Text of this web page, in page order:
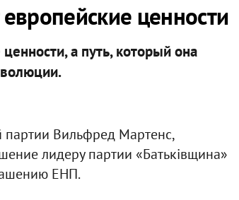
ценности
а путь, который она
Вильфред Мартенс,
лидеру партии «Батьківщина»
ЕНП.